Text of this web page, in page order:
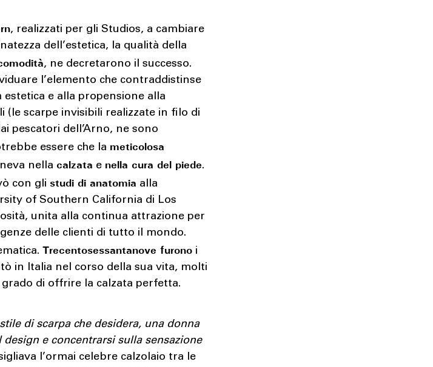
, realizzati per gli Studios, a cambiare
dell’estetica, la qualità della
, ne decretarono il successo.
l’elemento che contraddistinse
e alla propensione alla
(le scarpe invisibili realizzate in filo di
pescatori dell’Arno, ne sono
essere che la meticolosa
nella calzata e nella cura del piede.
con glistudi di anatomia alla
of Southern California di Los
unita alla continua attrazione per
delle clienti di tutto il mondo.
Trecentosessantanove furono i
in Italia nel corso della sua vita, molti
di offrire la calzata perfetta.
di scarpa che desidera, una donna
e concentrarsi sulla sensazione
l’ormai celebre calzolaio tra le